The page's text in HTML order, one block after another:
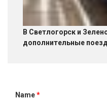
В Светлогорск и
дополнительные
Name*